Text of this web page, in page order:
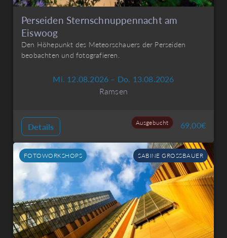
Perseiden Sternschnuppennacht am
Eiswoog
Den Höhepunkt des Meteorschauers der Perseiden
beobachten und fotografieren.
Mi. 12.08.2026 – Do. 13.08.2026
Ramsen
Details Ausgebucht 69,00€
FOTOWORKSHOPS SABINE GROSSBAUER